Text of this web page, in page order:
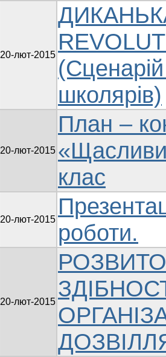
20-лют-2015
школярів)
20-лют-2015
План –
клас
20-лют-2015
роботи.
20-лют-2015